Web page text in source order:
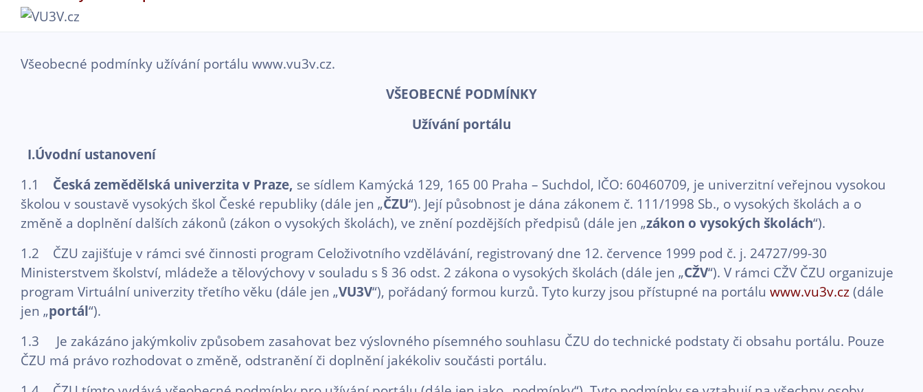
Přejít k hlavnímu obsahu
Všeobecné podmínky užívání portálu www.vu3v.cz.
VŠEOBECNÉ PODMÍNKY
Užívání portálu
I.Úvodní ustanovení
1.1 Česká zemědělská univerzita v Praze, se sídlem Kamýcká 129, 165 00 Praha – Suchdol, IČO: 60460709, je univerzitní veřejnou vysokou
školou v soustavě vysokých škol České republiky (dále jen „ČZU“). Její působnost je dána zákonem č. 111/1998 Sb., o vysokých školách a o
změně a doplnění dalších zákonů (zákon o vysokých školách), ve znění pozdějších předpisů (dále jen „zákon o vysokých školách“).
1.2 ČZU zajišťuje v rámci své činnosti program Celoživotního vzdělávání, registrovaný dne 12. července 1999 pod č. j. 24727/99-30
Ministerstvem školství, mládeže a tělovýchovy v souladu s § 36 odst. 2 zákona o vysokých školách (dále jen „CŽV“). V rámci CŽV ČZU organizuje
program Virtuální univerzity třetího věku (dále jen „VU3V“), pořádaný formou kurzů. Tyto kurzy jsou přístupné na portálu www.vu3v.cz(dále
jen „portál“).
1.3 Je zakázáno jakýmkoliv způsobem zasahovat bez výslovného písemného souhlasu ČZU do technické podstaty či obsahu portálu. Pouze
ČZU má právo rozhodovat o změně, odstranění či doplnění jakékoliv součásti portálu.